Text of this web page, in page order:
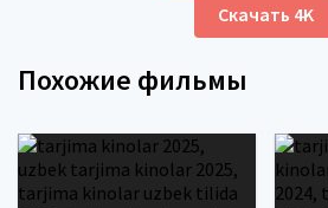
Скачать 4K
Похожие фильмы